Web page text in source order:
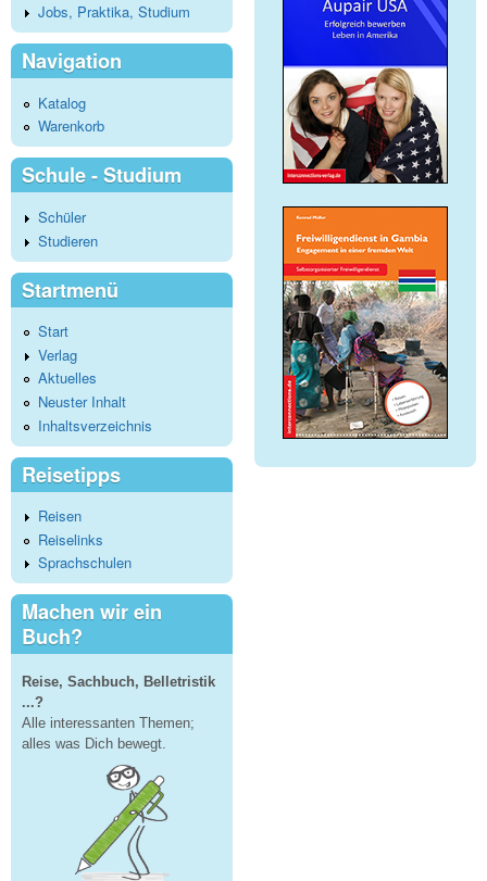
Jobs, Praktika, Studium
Navigation
Katalog
Warenkorb
Schule - Studium
Schüler
Studieren
Startmenü
Start
Verlag
Aktuelles
Neuster Inhalt
Inhaltsverzeichnis
Reisetipps
Reisen
Reiselinks
Sprachschulen
Machen wir ein
Buch?
Reise, Sachbuch, Belletristik
...?
Alle interessanten Themen;
alles was Dich bewegt.